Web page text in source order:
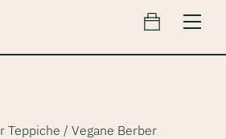
Cart
Teppiche /Vegane Berber